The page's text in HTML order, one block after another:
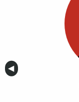
Anterior
◀︎